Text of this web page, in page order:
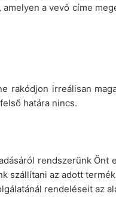
a vevő címe
rakódjon irreálisan
határa nincs.
rendszerünk
szállítani az adott
rendeléseit az